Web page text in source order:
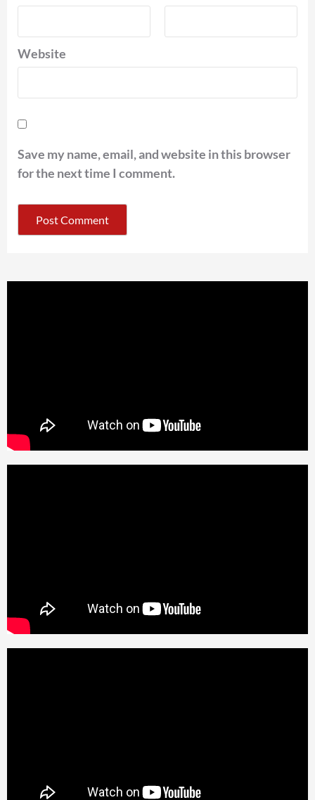
Website
Save my name, email, and website in this browser
for the next time I comment.